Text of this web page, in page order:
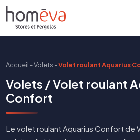
Accueil -Volets -Volet roulant Aquarius
Volets / Volet roulant
Confort
Le volet roulant Aquarius Confort de